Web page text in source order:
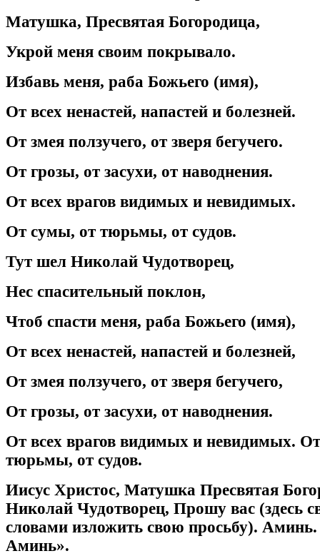
Матушка, Пресвятая Богородица,
Укрой меня своим покрывало.
Избавь меня, раба Божьего (имя),
От всех ненастей, напастей и болезней.
От змея ползучего, от зверя бегучего.
От грозы, от засухи, от наводнения.
От всех врагов видимых и невидимых.
От сумы, от тюрьмы, от судов.
Тут шел Николай Чудотворец,
Нес спасительный поклон,
Чтоб спасти меня, раба Божьего (имя),
От всех ненастей, напастей и болезней,
От змея ползучего, от зверя бегучего,
От грозы, от засухи, от наводнения.
От всех врагов видимых и невидимых.
тюрьмы, от судов.
Иисус Христос, Матушка Пресвятая
Николай Чудотворец, Прошу вас (здесь
словами изложить свою просьбу).
Аминь».